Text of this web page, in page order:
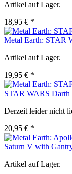
Artikel auf Lager.
18,95 € *
Metal Earth: STAR
Artikel auf Lager.
19,95 € *
STAR WARS Darth
Derzeit leider nicht
20,95 € *
Saturn V with
Artikel auf Lager.